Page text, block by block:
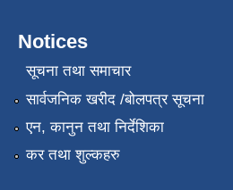
Notices
सूचना तथा समाचार
सार्वजनिक खरीद /बोलपत्र सूचना
एन, कानुन तथा निर्देशिका
कर तथा शुल्कहरु